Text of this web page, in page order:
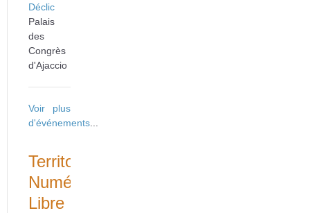
Déclic
Palais
des
Congrès
d'Ajaccio
Voir plus
d'événements
Territoire
Numérique
Libre